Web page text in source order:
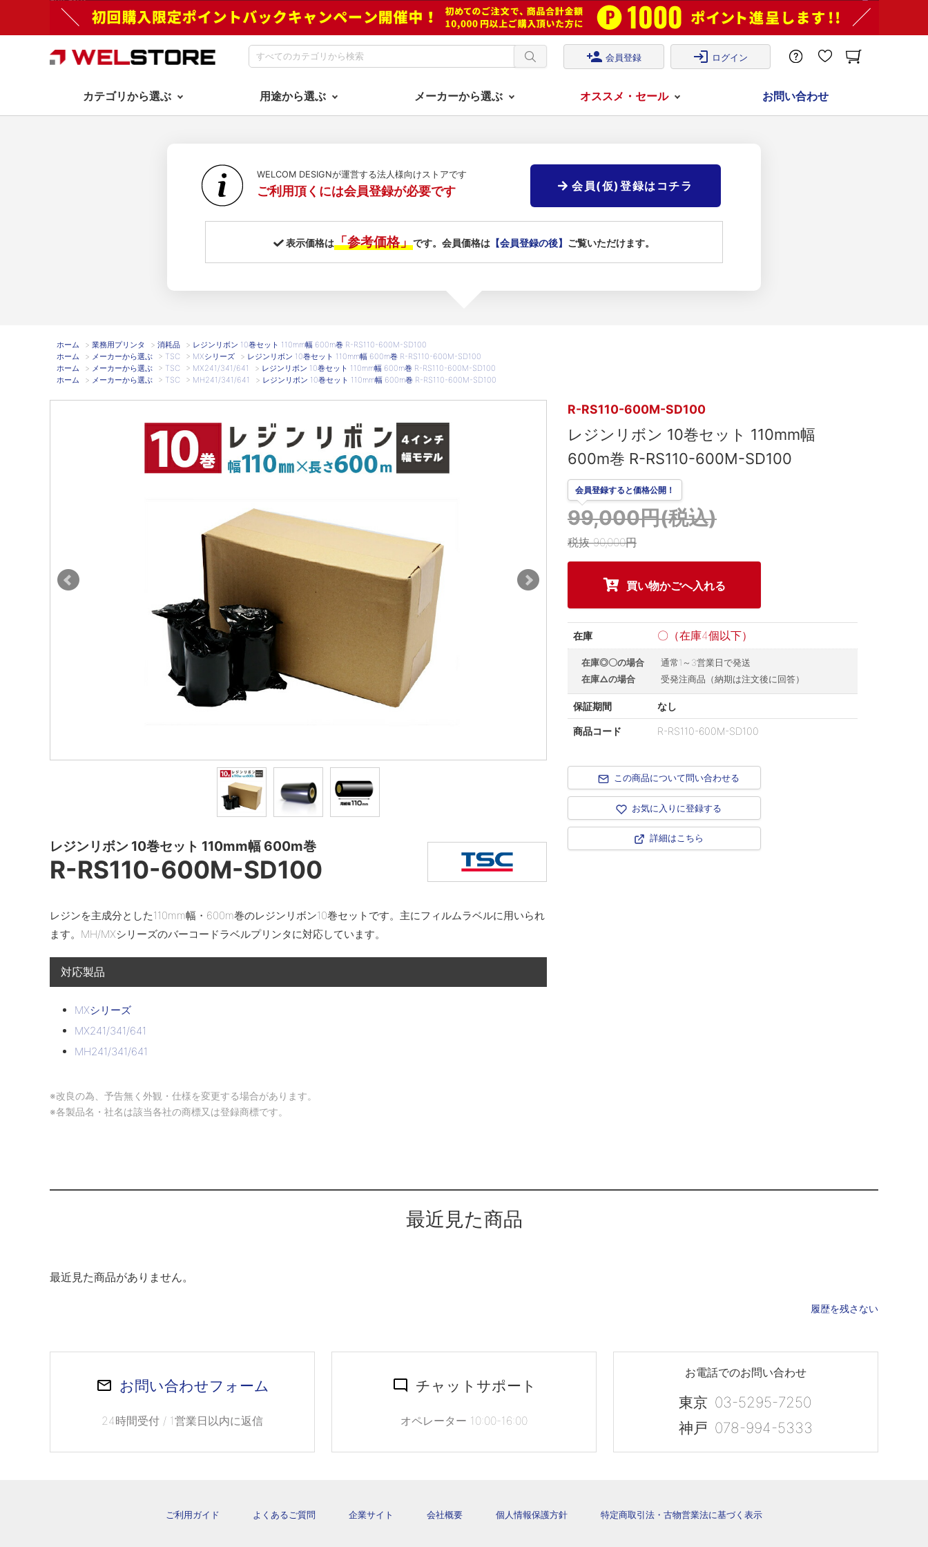
person_add 会員登録 login ログイン
カテゴリから選ぶ 用途から選ぶ メーカーから選ぶ オススメ・セール お問い合わせ
WELCOM DESIGNが運営する法人様向けストアです
ご利用頂くには会員登録が必要です 会員(仮)登録はコチラ
表示価格は「参考価格」です。会員価格は【会員登録の後】 ご覧いただけます。
ホーム > 業務用プリンタ > 消耗品 > レジンリボン 10巻セット 110mm幅 600m巻 R-RS110-600M-SD100
ホーム
> メーカーから選ぶ > TSC > MXシリーズ > レジンリボン 10巻セット 110mm幅 600m巻 R-RS110-600M-SD100
ホーム
> メーカーから選ぶ > TSC > MX241/341/641 > レジンリボン 10巻セット 110mm幅 600m巻 R-RS110-600M-SD100
ホーム
> メーカーから選ぶ > TSC > MH241/341/641 > レジンリボン 10巻セット 110mm幅 600m巻 R-RS110-600M-SD100
レジンリボン 10巻セット 110mm幅 600m巻
R-RS110-600M-SD100
レジンを主成分とした110mm幅・600m巻のレジンリボン10巻セットです。主にフィルムラベルに用いられ
ます。MH/MXシリーズのバーコードラベルプリンタに対応しています。
対応製品
MXシリーズ
MX241/341/641
MH241/341/641
※改良の為、予告無く外観・仕様を変更する場合があります。
※各製品名・社名は該当各社の商標又は登録商標です。
R-RS110-600M-SD100
レジンリボン 10巻セット 110mm幅
600m巻 R-RS110-600M-SD100
99,000円(税込)
会員登録すると価格公開！
税抜 90,000円
商品コード R-RS110-600M-SD100
在庫◎〇の場合
通常1～3営業日で発送
在庫△の場合
受発注商品（納期は注文後に回答）
保証期間 なし
在庫 〇（在庫4個以下）
買い物かごへ入れる
この商品について問い合わせる
お気に入りに登録する
詳細はこちら
最近見た商品
最近見た商品がありません。
履歴を残さない
お問い合わせフォーム
24時間受付 / 1営業日以内に返信
チャットサポート
オペレーター 10:00-16:00
お電話でのお問い合わせ
東京 03-5295-7250
神戸 078-994-5333
ご利用ガイド よくあるご質問 企業サイト 会社概要 個人情報保護方針 特定商取引法・古物営業法に基づく表示